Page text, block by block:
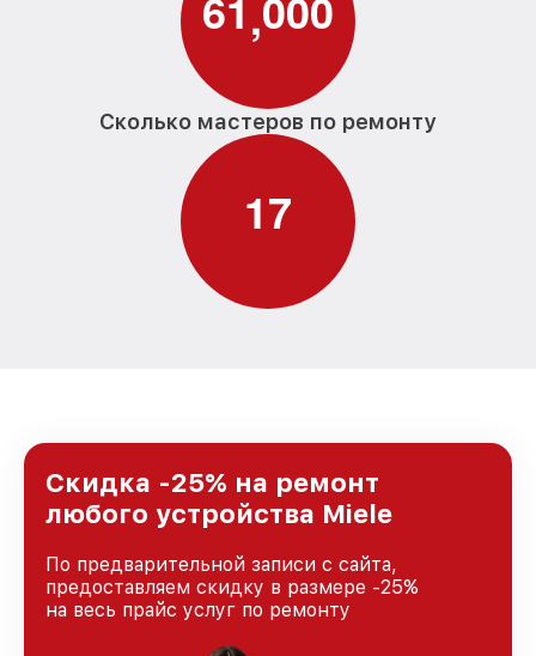
,
Сколько мастеров по ремонту
17
Скидка -25% на ремонт
любого устройства Miele
По предварительной записи с сайта,
предоставляем скидку в размере -25%
на весь прайс услуг по ремонту